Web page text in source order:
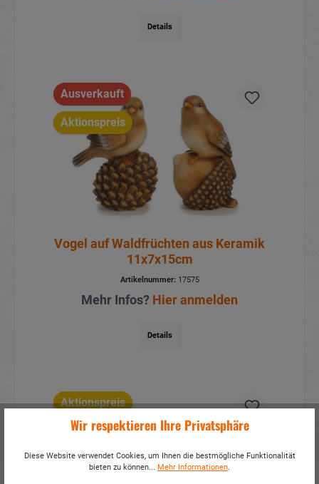
Details
Ausverkauft
Aktionspreis
Vogel auf Waldfrüchten aus Keramik
11x7x15cm
Artikelnummer:17575
Mehr Infos? Hier anmelden
Details
Aktionspreis
Wir respektieren Ihre Privatsphäre
Diese Website verwendet Cookies, um Ihnen die bestmögliche Funktionalität
bieten zu können... Mehr Informationen.